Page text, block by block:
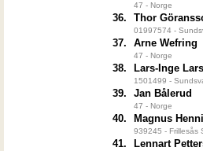
47 - Norge
36. Thor
01997574 -
37. Arne Wefring
47 - Norge
38. Lars-Inge
1501499 -
39. Jan Bålerud
47 - Norge
40. Magnus
939245 - Frillesås
41. Lennart